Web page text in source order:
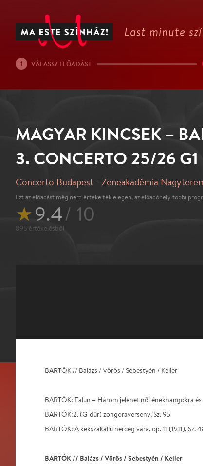
Last minute
1 VÁLASSZ ELŐADÁST
MAGYAR KINCSEK –
3. CONCERTO 25/26 G1
Concerto Budapest - Zeneakadémia
Ezt az előadást még nem értekelték elegen, az előadóhely többi
★9.4/ 10
895 értékelésből
BARTÓK // Balázs / Vörös / Sebestyén / Keller
BARTÓK: Falun – Három jelenet női énekhangokra
BARTÓK:2. (G-dúr) zongoraverseny, Sz. 95
BARTÓK: A kékszakállú herceg vára, op. 11 (1911), Sz.
BARTÓK // Balázs / Vörös / Sebestyén / Keller